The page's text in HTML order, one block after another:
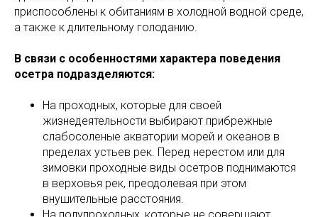
приспособлены к обитаниям в холодной водной среде,
а также к длительному голоданию.
В связи с особенностями характера поведения
осетра подразделяются:
На проходных, которые для своей
жизнедеятельности выбирают прибрежные
слабосоленые акватории морей и океанов в
пределах устьев рек. Перед нерестом или для
зимовки проходные виды осетров поднимаются
в верховья рек, преодолевая при этом
внушительные расстояния.
На полупроходных, которые не совершают